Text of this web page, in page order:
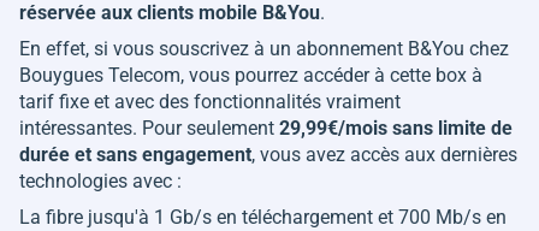
réservée aux clients mobile B&You.
En effet, si vous souscrivez à un abonnement B&You chez
Bouygues Telecom, vous pourrez accéder à cette box à
tarif fixe et avec des fonctionnalités vraiment
intéressantes. Pour seulement 29,99€/mois sans limite de
durée et sans engagement, vous avez accès aux dernières
technologies avec :
La fibre jusqu'à 1 Gb/s en téléchargement et 700 Mb/s en